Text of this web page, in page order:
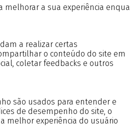
melhorar a sua experiência
a realizar certas
o conteúdo do site em
coletar feedbacks e outros
são usados para entender e
de desempenho do site, o
melhor experiência do usuário